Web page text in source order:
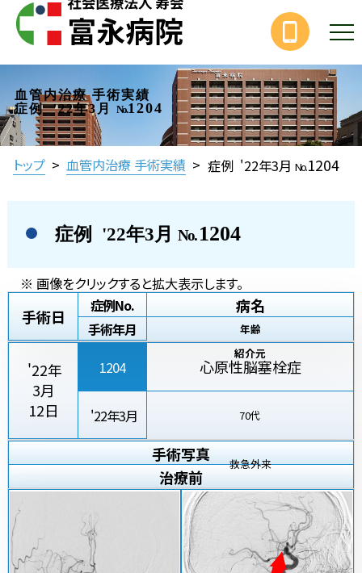
血管内治療 手術実績
症例 '22年3月
No.1204
トップ > 血管内治療 手術実績 > 症例 '22年3月 No.1204
症例 '22年3月 No.1204
※ 画像をクリックすると拡大表示します。
手術日
症例No.
手術年月
病名
年齢
紹介元
'22年
3月
12日
1204
'22年3月
心原性脳塞栓症
70代
救急外来
手術写真
治療前